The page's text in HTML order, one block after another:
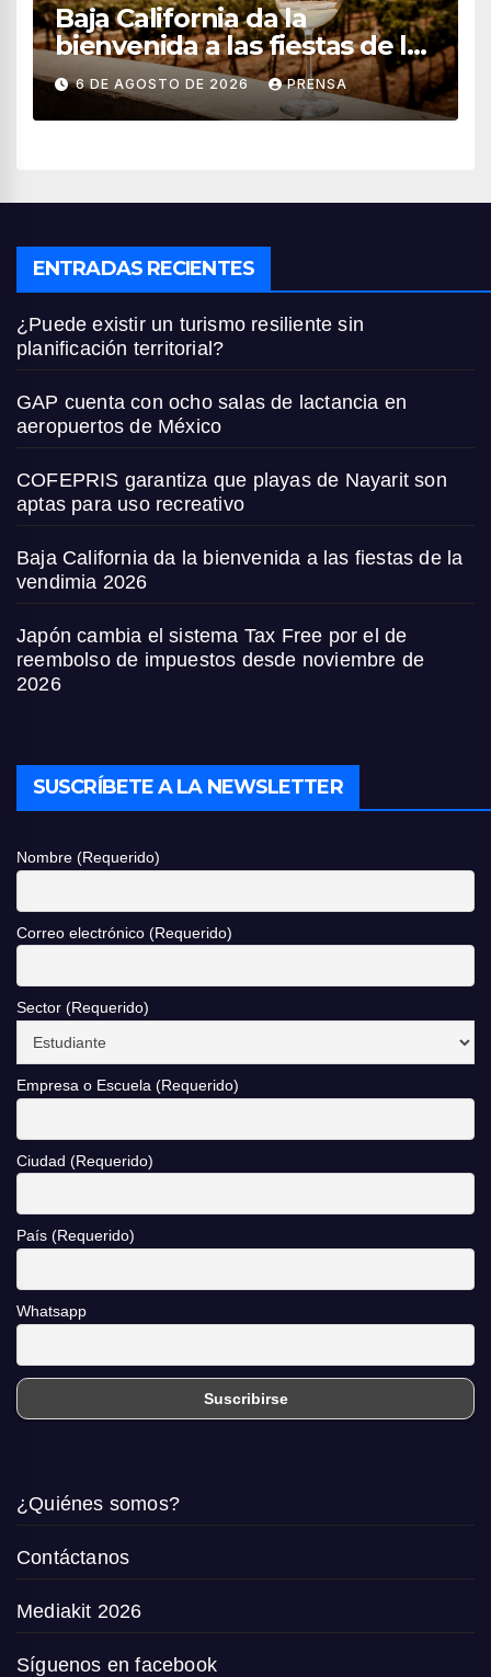
Baja California da la
bienvenida a las fiestas de la
vendimia 2026
6 DE AGOSTO DE 2026 PRENSA
ENTRADAS RECIENTES
¿Puede existir un turismo resiliente sin
planificación territorial?
GAP cuenta con ocho salas de lactancia en
aeropuertos de México
COFEPRIS garantiza que playas de Nayarit son
aptas para uso recreativo
Baja California da la bienvenida a las fiestas de la
vendimia 2026
Japón cambia el sistema Tax Free por el de
reembolso de impuestos desde noviembre de
2026
SUSCRÍBETE A LA NEWSLETTER
Nombre (Requerido)
Correo electrónico (Requerido)
Sector (Requerido)
Empresa o Escuela (Requerido)
Ciudad (Requerido)
País (Requerido)
Whatsapp
¿Quiénes somos?
Contáctanos
Mediakit 2026
Síguenos en facebook